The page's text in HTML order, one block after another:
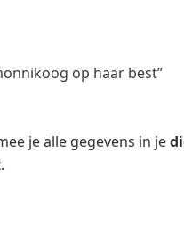
op haar best”
je alle gegevens in je